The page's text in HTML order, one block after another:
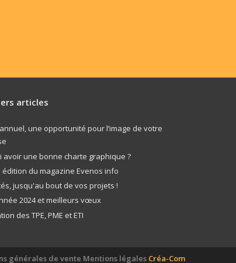
articles
une opportunité pour l’image de votre
avoir une bonne charte graphique ?
édition du magazine Evenos info
jusqu'au bout de vos projets !
2024 et meilleurs vœux
des TPE, PME et ETI
générales de vente Mentions légales Créa-Com